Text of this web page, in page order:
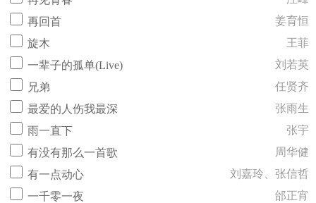
再回首
姜育恒
旋木
王菲
一辈子的孤单(Live)
刘若英
兄弟
任贤齐
最爱的人伤我最深
张雨生
雨一直下
张宇
有没有那么一首歌
周华健
有一点动心
刘嘉玲、张信哲
一千零一夜
邰正宵